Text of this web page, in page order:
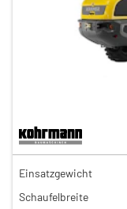
194,00 €
162,00 €
135,00 €
Einsatzgewicht
Schaufelbreite